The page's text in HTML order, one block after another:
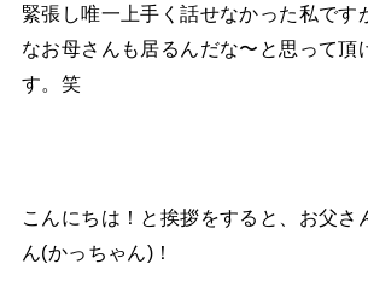
緊張し唯一上手く話せなかった私です
なお母さんも居るんだな〜と思って頂
す。笑
こんにちは！と挨拶をすると、お父さ
ん(かっちゃん)！